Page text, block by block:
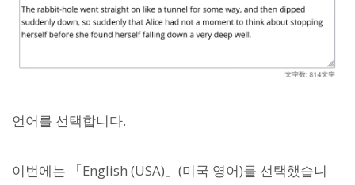
언어를 선택합니다.
이번에는 「English (USA)」(미국 영어)를 선택했습니